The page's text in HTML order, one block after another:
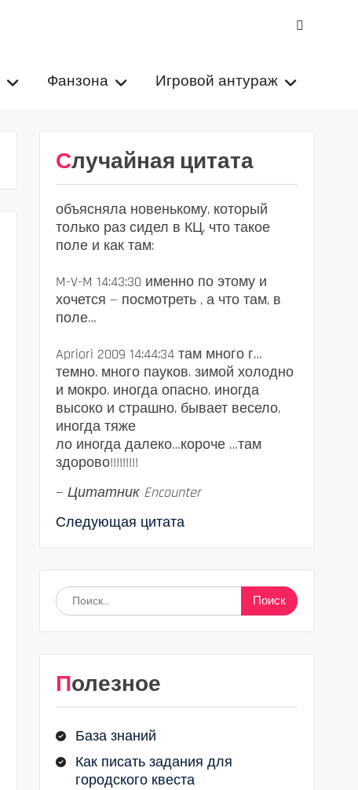
Фанзона Игровой антураж
Случайная цитата
объясняла новенькому, который
только раз сидел в КЦ, что такое
поле и как там:
M-V-M 14:43:30 именно по этому и
хочется — посмотреть , а что там, в
поле…
Apriori 2009 14:44:34 там много г…
темно. много пауков. зимой холодно
и мокро. иногда опасно, иногда
высоко и страшно, бывает весело,
иногда тяже
ло иногда далеко…короче …там
здорово!!!!!!!!!
— Цитатник Encounter
Следующая цитата
Найти:
Полезное
База знаний
Как писать задания для
городского квеста